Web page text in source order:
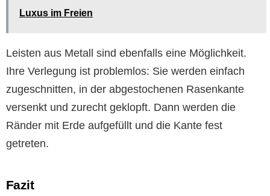
Luxus im Freien
Leisten aus Metall sind ebenfalls eine Möglichkeit.
Ihre Verlegung ist problemlos: Sie werden einfach
zugeschnitten, in der abgestochenen Rasenkante
versenkt und zurecht geklopft. Dann werden die
Ränder mit Erde aufgefüllt und die Kante fest
getreten.
Fazit